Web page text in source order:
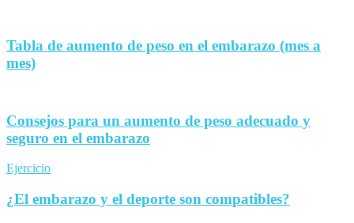
Tabla de aumento de peso en el embarazo (mes a
mes)
Consejos para un aumento de peso adecuado y
seguro en el embarazo
Ejercicio
¿El embarazo y el deporte son compatibles?